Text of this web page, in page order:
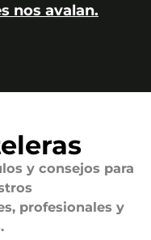
nos avalan.
y consejos para
profesionales y